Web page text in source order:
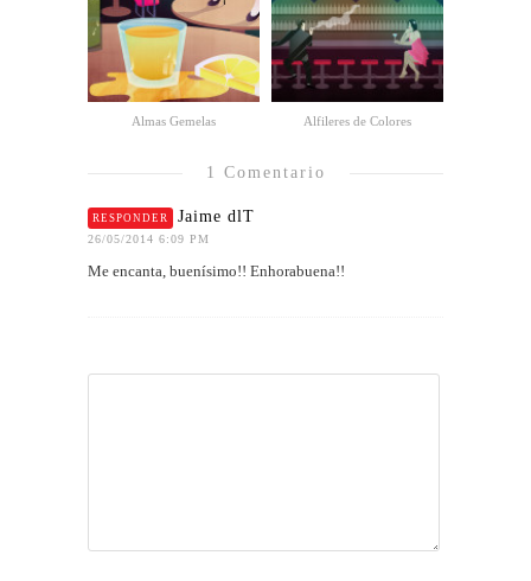
Almas Gemelas Alfileres de Colores
1 Comentario
RESPONDER Jaime dlT
26/05/2014 6:09 PM
Me encanta, buenísimo!! Enhorabuena!!